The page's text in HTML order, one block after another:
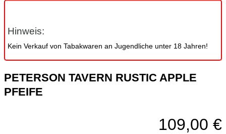
Hinweis:
Kein Verkauf von Tabakwaren an Jugendliche unter 18 Jahren!
PETERSON TAVERN RUSTIC APPLE
PFEIFE
109,00 €